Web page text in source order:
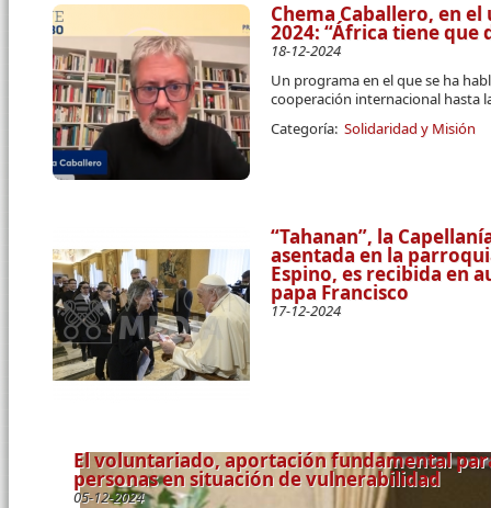
Chema Caballero, en
2024: “África tiene que
18-12-2024
Un programa en el que se ha
cooperación internacional hasta
Categoría: Solidaridad y Misión
“Tahanan”, la
asentada en la
Espino, es recibida en
papa Francisco
17-12-2024
El voluntariado, aportación fundamental
personas en situación de vulnerabilidad
05-12-2024